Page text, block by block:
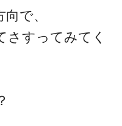
で、
さすってみてく